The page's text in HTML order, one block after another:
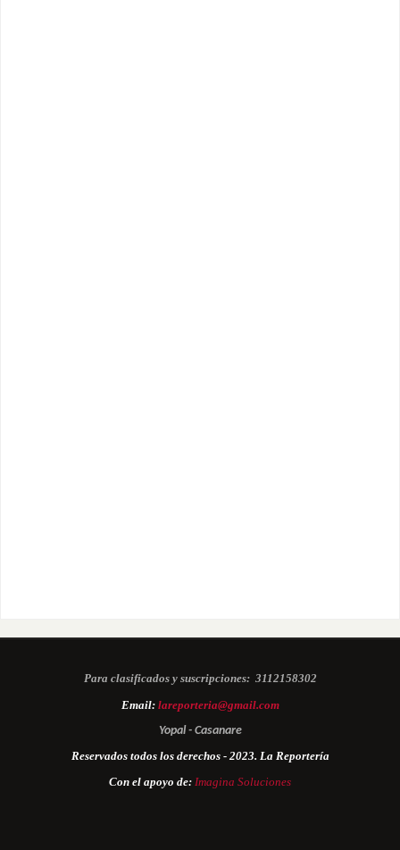
Para clasificados y suscripciones: 3112158302
Email: lareporteria@gmail.com
Yopal - Casanare
Reservados todos los derechos - 2023. La Reportería
Con el apoyo de: Imagina Soluciones